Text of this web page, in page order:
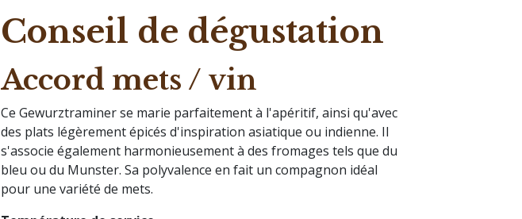
Conseil de dégustation
Accord mets / vin
Ce Gewurztraminer se marie parfaitement à l'apéritif, ainsi qu'avec
des plats légèrement épicés d'inspiration asiatique ou indienne. Il
s'associe également harmonieusement à des fromages tels que du
bleu ou du Munster. Sa polyvalence en fait un compagnon idéal
pour une variété de mets.